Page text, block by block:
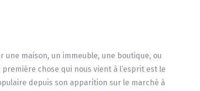
une maison, un immeuble, une boutique, ou
chose qui nous vient à l’esprit est le
depuis son apparition sur le marché à